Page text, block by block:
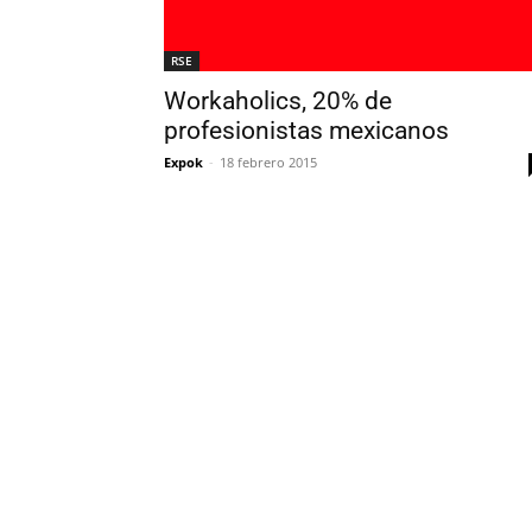
RSE
Workaholics, 20% de
profesionistas mexicanos
Expok - 18 febrero 2015